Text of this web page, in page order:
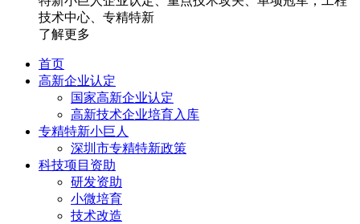
了解更多
首页
高新企业认定
国家高新企业认定
高新技术企业培育入库
专精特新小巨人
深圳市专精特新政策
科技项目资助
研发资助
小微培育
技术改造